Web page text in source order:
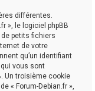
différentes.
», le logiciel phpBB
petits fichiers
de votre
qu’un identifiant
vous sont
Un troisième cookie
« Forum-Debian.fr »,